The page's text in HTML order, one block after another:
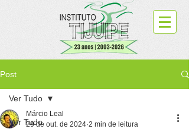
Post
Ver Tudo
Ver Tudo
Márcio Leal
29 de out. de 2024 2 min de leitura